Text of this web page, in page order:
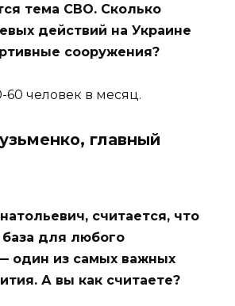
тема СВО. Сколько
действий на Украине
сооружения?
человек в месяц.
главный
считается, что
для любого
один из самых важных
А вы как считаете?